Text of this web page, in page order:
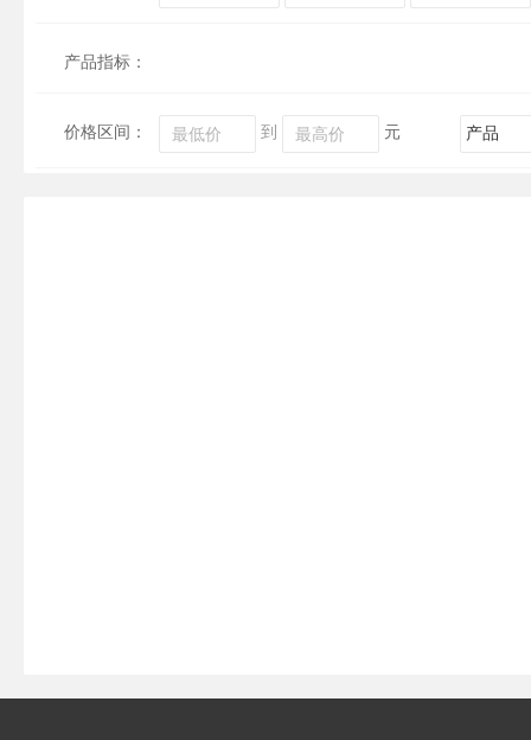
产品指标：
价格区间： 到 元